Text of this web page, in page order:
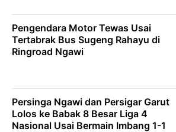
Pengendara Motor Tewas Usai
Tertabrak Bus Sugeng Rahayu di
Ringroad Ngawi
Persinga Ngawi dan Persigar Garut
Lolos ke Babak 8 Besar Liga 4
Nasional Usai Bermain Imbang 1-1